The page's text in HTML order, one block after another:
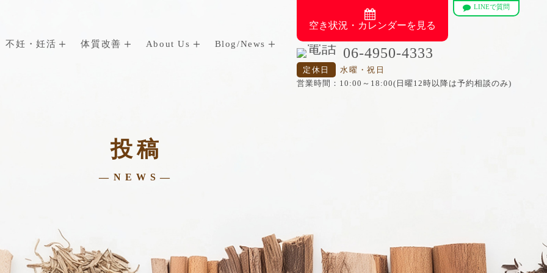
不妊・妊活 体質改善 About Us Blog/News
空き状況・カレンダーを見る
LINEで質問
06-4950-4333
定休日
水曜・祝日
営業時間：10:00～18:00(日曜12時以降は予約相談のみ)
投稿
—NEWS—